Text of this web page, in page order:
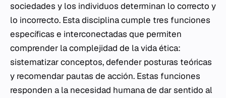
sociedades y los individuos determinan lo correcto y
lo incorrecto. Esta disciplina cumple tres funciones
específicas e interconectadas que permiten
comprender la complejidad de la vida ética:
sistematizar conceptos, defender posturas teóricas
y recomendar pautas de acción. Estas funciones
responden a la necesidad humana de dar sentido al